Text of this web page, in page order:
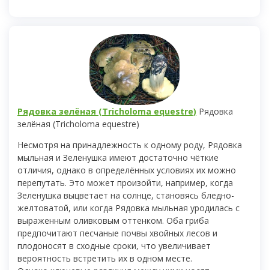
Рядовка зелёная (Tricholoma equestre) Рядовка
зелёная (Tricholoma equestre)
Несмотря на принадлежность к одному роду, Рядовка
мыльная и Зеленушка имеют достаточно чёткие
отличия, однако в определённых условиях их можно
перепутать. Это может произойти, например, когда
Зеленушка выцветает на солнце, становясь бледно-
желтоватой, или когда Рядовка мыльная уродилась с
выраженным оливковым оттенком. Оба гриба
предпочитают песчаные почвы хвойных лесов и
плодоносят в сходные сроки, что увеличивает
вероятность встретить их в одном месте.